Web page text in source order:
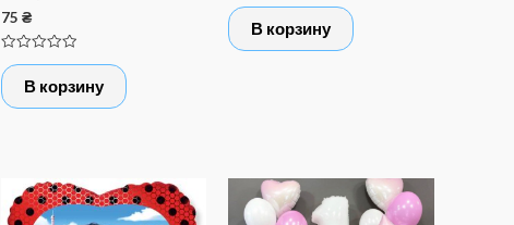
75 ₴
Оценка
0
5
В корзину
Оценка
0
5
В корзину